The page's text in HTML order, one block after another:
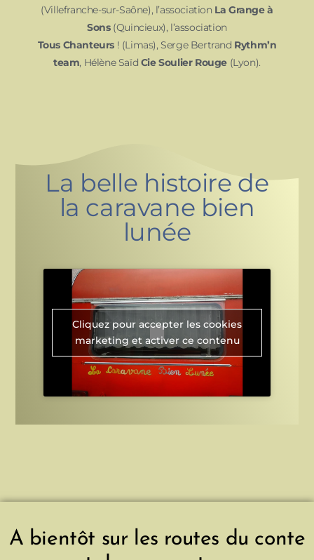
(Villefranche-sur-Saône), l’association La Grange à
Sons(Quincieux), l’association
Tous Chanteurs ! (Limas), Serge Bertrand Rythm’n
team, Hélène Saïd Cie Soulier Rouge (Lyon).
La belle histoire de
la caravane bien
lunée
Cliquez pour accepter les cookies
marketing et activer ce contenu
A bientôt sur les routes du conte